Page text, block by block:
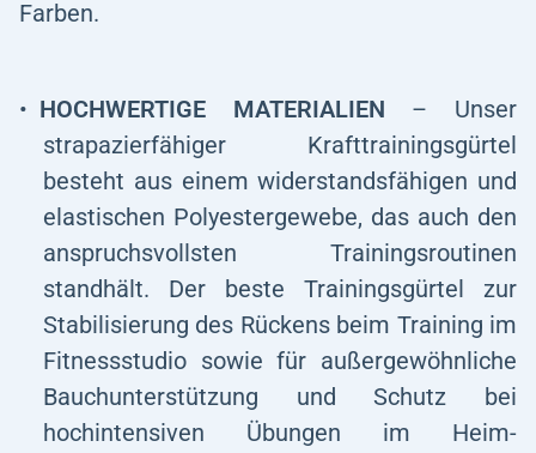
Farben.
HOCHWERTIGE MATERIALIEN – Unser
strapazierfähiger Krafttrainingsgürtel
besteht aus einem widerstandsfähigen und
elastischen Polyestergewebe, das auch den
anspruchsvollsten Trainingsroutinen
standhält. Der beste Trainingsgürtel zur
Stabilisierung des Rückens beim Training im
Fitnessstudio sowie für außergewöhnliche
Bauchunterstützung und Schutz bei
hochintensiven Übungen im Heim-